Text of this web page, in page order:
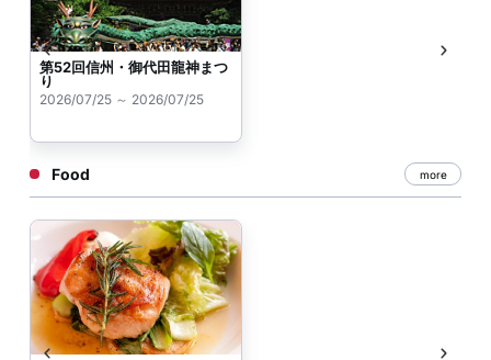
第52回信州・御代田龍神まつ
り
2026/07/25 ～ 2026/07/25
Food more